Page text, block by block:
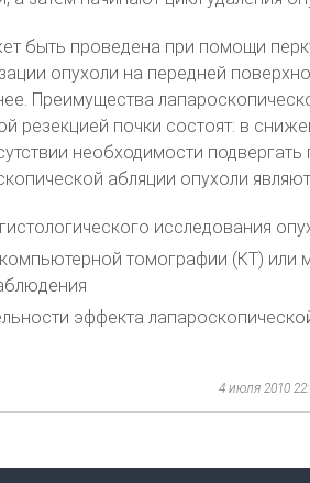
быть проведена при помощи
опухоли на передней
Преимущества
резекцией почки состоят: в
необходимости подвергать
абляции опухоли
исследования
томографии (КТ) или
эффекта
4 июля 2010